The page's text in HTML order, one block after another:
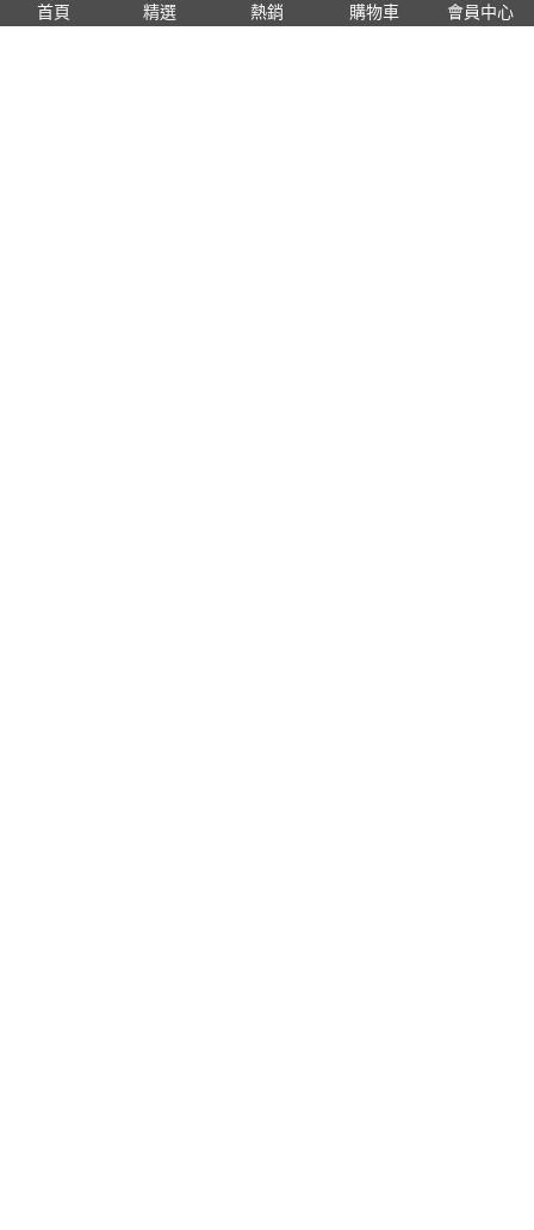
首頁 精選 熱銷 購物車 會員中心